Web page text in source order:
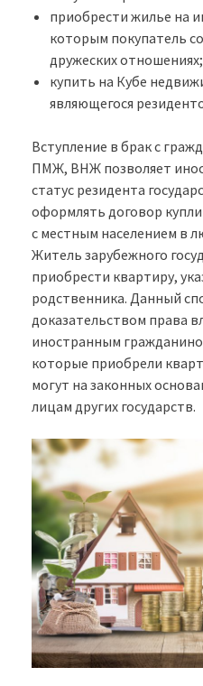
приобрести жилье на
которым покупатель
дружеских отношениях;
купить на Кубе
являющегося
Вступление в брак с
ПМЖ, ВНЖ позволяет
статус резидента
оформлять договор
с местным населением в
Житель зарубежного
приобрести квартиру,
родственника. Данный
доказательством права
иностранным
которые приобрели
могут на законных
лицам других государств.